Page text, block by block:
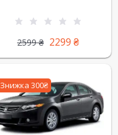
2599₴ 2299 ₴
Знижка 300₴